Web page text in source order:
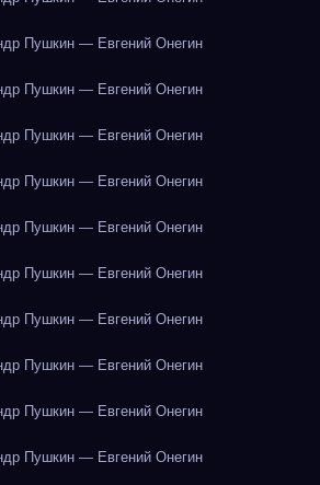
Пушкин — Евгений Онегин
Пушкин — Евгений Онегин
Пушкин — Евгений Онегин
Пушкин — Евгений Онегин
Пушкин — Евгений Онегин
Пушкин — Евгений Онегин
Пушкин — Евгений Онегин
Пушкин — Евгений Онегин
Пушкин — Евгений Онегин
Пушкин — Евгений Онегин